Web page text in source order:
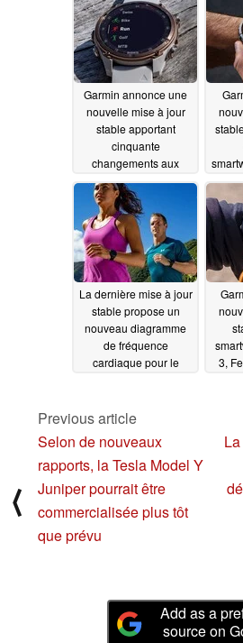
Garmin annonce une
nouvelle mise à jour
stable apportant
cinquante
changements aux
appareils portables
11/26/2024
La dernière mise à jour
stable propose un
nouveau diagramme
de fréquence
cardiaque pour le
3,
⟨
Previous article
Selon de nouveaux
rapports, la Tesla Model Y
Juniper pourrait être
commercialisée plus tôt
que prévu
Add as a
source on